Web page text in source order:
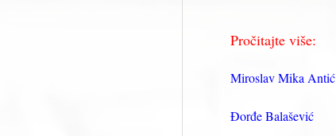
Pročitajte više:
Miroslav Mika Antić
Đorđe Balašević